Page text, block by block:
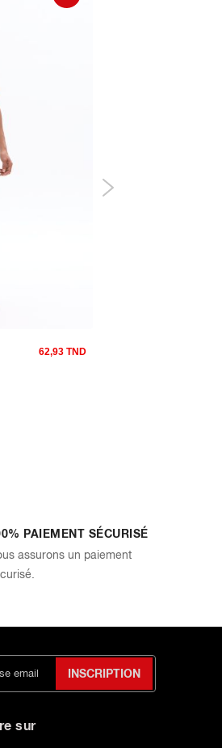
62,93 TND
PAIEMENT SÉCURISÉ
assurons un paiement
INSCRIPTION
sur